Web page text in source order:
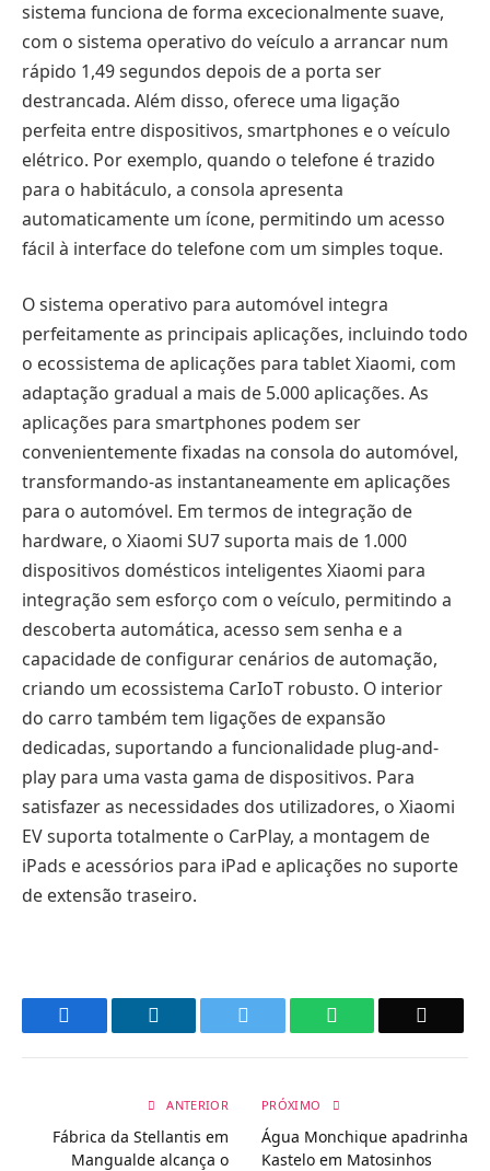
sistema funciona de forma excecionalmente suave,
com o sistema operativo do veículo a arrancar num
rápido 1,49 segundos depois de a porta ser
destrancada. Além disso, oferece uma ligação
perfeita entre dispositivos, smartphones e o veículo
elétrico. Por exemplo, quando o telefone é trazido
para o habitáculo, a consola apresenta
automaticamente um ícone, permitindo um acesso
fácil à interface do telefone com um simples toque.
O sistema operativo para automóvel integra
perfeitamente as principais aplicações, incluindo todo
o ecossistema de aplicações para tablet Xiaomi, com
adaptação gradual a mais de 5.000 aplicações. As
aplicações para smartphones podem ser
convenientemente fixadas na consola do automóvel,
transformando-as instantaneamente em aplicações
para o automóvel. Em termos de integração de
hardware, o Xiaomi SU7 suporta mais de 1.000
dispositivos domésticos inteligentes Xiaomi para
integração sem esforço com o veículo, permitindo a
descoberta automática, acesso sem senha e a
capacidade de configurar cenários de automação,
criando um ecossistema CarIoT robusto. O interior
do carro também tem ligações de expansão
dedicadas, suportando a funcionalidade plug-and-
play para uma vasta gama de dispositivos. Para
satisfazer as necessidades dos utilizadores, o Xiaomi
EV suporta totalmente o CarPlay, a montagem de
iPads e acessórios para iPad e aplicações no suporte
de extensão traseiro.
WhatsApp
ANTERIOR
Fábrica da Stellantis em
Mangualde alcança o
PRÓXIMO
Água Monchique apadrinha
Kastelo em Matosinhos